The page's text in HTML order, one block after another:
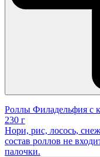
Роллы Филадельфия с
230 г
Нори, рис, лосось,
состав роллов не
палочки.